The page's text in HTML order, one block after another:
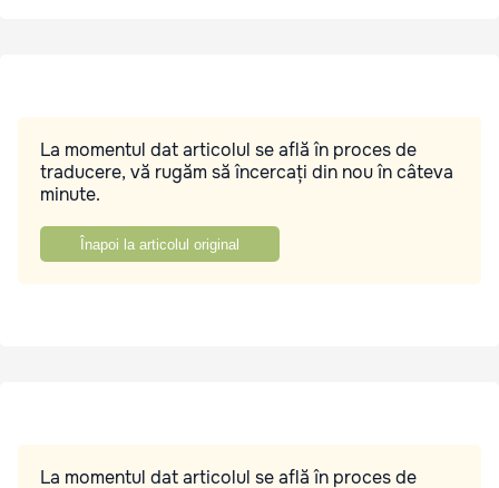
La momentul dat articolul se află în proces de
traducere, vă rugăm să încercați din nou în câteva
minute.
Înapoi la articolul original
La momentul dat articolul se află în proces de